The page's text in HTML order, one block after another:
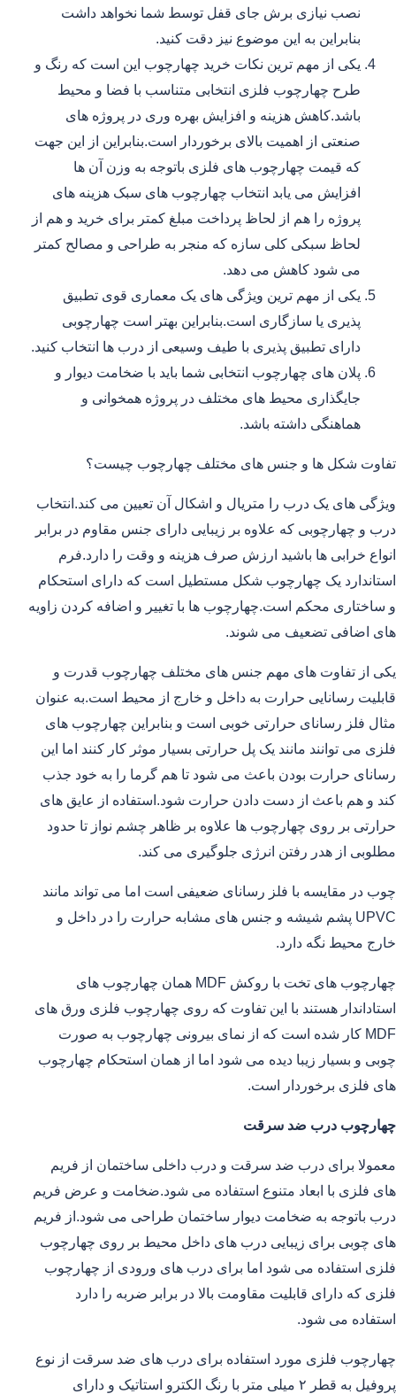
نصب نیازی برش جای قفل توسط شما نخواهد داشت
بنابراین به این موضوع نیز دقت کنید.
یکی از مهم ترین نکات خرید چهارچوب این است که رنگ و
طرح چهارچوب فلزی انتخابی متناسب با فضا و محیط
باشد.کاهش هزینه و افزایش بهره وری در پروژه های
صنعتی از اهمیت بالای برخوردار است.بنابراین از این جهت
که قیمت چهارچوب های فلزی باتوجه به وزن آن ها
افزایش می یابد انتخاب چهارچوب های سبک هزینه های
پروژه را هم از لحاظ پرداخت مبلغ کمتر برای خرید و هم از
لحاظ سبکی کلی سازه که منجر به طراحی و مصالح کمتر
می شود کاهش می دهد.
یکی از مهم ترین ویژگی های یک معماری قوی تطبیق
پذیری یا سازگاری است.بنابراین بهتر است چهارچوبی
دارای تطبیق پذیری با طیف وسیعی از درب ها انتخاب کنید.
پلان های چهارچوب انتخابی شما باید با ضخامت دیوار و
جایگذاری محیط های مختلف در پروژه همخوانی و
هماهنگی داشته باشد.
تفاوت شکل ها و جنس های مختلف چهارچوب چیست؟
ویژگی های یک درب را متریال و اشکال آن تعیین می کند.انتخاب
درب و چهارچوبی که علاوه بر زیبایی دارای جنس مقاوم در برابر
انواع خرابی ها باشید ارزش صرف هزینه و وقت را دارد.فرم
استاندارد یک چهارچوب شکل مستطیل است که دارای استحکام
و ساختاری محکم است.چهارچوب ها با تغییر و اضافه کردن زاویه
های اضافی تضعیف می شوند.
یکی از تفاوت های مهم جنس های مختلف چهارچوب قدرت و
قابلیت رسانایی حرارت به داخل و خارج از محیط است.به عنوان
مثال فلز رسانای حرارتی خوبی است و بنابراین چهارچوب های
فلزی می توانند مانند یک پل حرارتی بسیار موثر کار کنند اما این
رسانای حرارت بودن باعث می شود تا هم گرما را به خود جذب
کند و هم باعث از دست دادن حرارت شود.استفاده از عایق های
حرارتی بر روی چهارچوب ها علاوه بر ظاهر چشم نواز تا حدود
مطلوبی از هدر رفتن انرژی جلوگیری می کند.
چوب در مقایسه با فلز رسانای ضعیفی است اما می تواند مانند
UPVC پشم شیشه و جنس های مشابه حرارت را در داخل و
خارج محیط نگه دارد.
چهارچوب های تخت با روکش MDF همان چهارچوب های
استاداندار هستند با این تفاوت که روی چهارچوب فلزی ورق های
MDF کار شده است که از نمای بیرونی چهارچوب به صورت
چوبی و بسیار زیبا دیده می شود اما از همان استحکام چهارچوب
های فلزی برخوردار است.
چهارچوب درب ضد سرقت
معمولا برای درب ضد سرقت و درب داخلی ساختمان از فریم
های فلزی با ابعاد متنوع استفاده می شود.ضخامت و عرض فریم
درب باتوجه به ضخامت دیوار ساختمان طراحی می شود.از فریم
های چوبی برای زیبایی درب های داخل محیط بر روی چهارچوب
فلزی استفاده می شود اما برای درب های ورودی از چهارچوب
فلزی که دارای قابلیت مقاومت بالا در برابر ضربه را دارد
استفاده می شود.
چهارچوب فلزی مورد استفاده برای درب های ضد سرقت از نوع
پروفیل به قطر ۲ میلی متر با رنگ الکترو استاتیک و دارای